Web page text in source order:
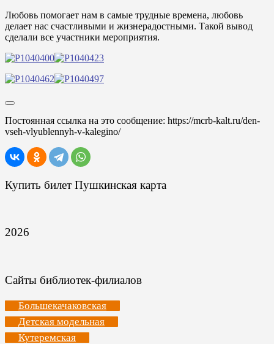
Любовь помогает нам в самые трудные времена, любовь
делает нас счастливыми и жизнерадостными. Такой вывод
сделали все участники мероприятия.
Постоянная ссылка на это сообщение: https://mcrb-kalt.ru/den-
vseh-vlyublennyh-v-kalegino/
Купить билет Пушкинская карта
2026
Сайты библиотек-филиалов
Большекачаковская
Детская модельная
Кутеремская